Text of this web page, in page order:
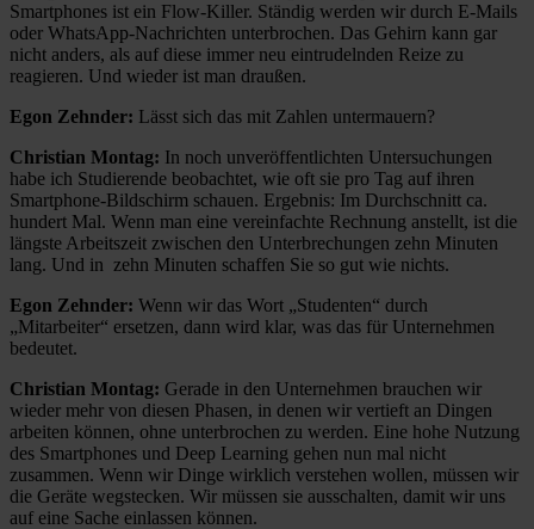
Smartphones ist ein Flow-Killer. Ständig werden wir durch E-Mails
oder WhatsApp-Nachrichten unterbrochen. Das Gehirn kann gar
nicht anders, als auf diese immer neu eintrudelnden Reize zu
reagieren. Und wieder ist man draußen.
Egon Zehnder: Lässt sich das mit Zahlen untermauern?
Christian Montag: In noch unveröffentlichten Untersuchungen
habe ich Studierende beobachtet, wie oft sie pro Tag auf ihren
Smartphone-Bildschirm schauen. Ergebnis: Im Durchschnitt ca.
hundert Mal. Wenn man eine vereinfachte Rechnung anstellt, ist die
längste Arbeitszeit zwischen den Unterbrechungen zehn Minuten
lang. Und in zehn Minuten schaffen Sie so gut wie nichts.
Egon Zehnder: Wenn wir das Wort „Studenten“ durch
„Mitarbeiter“ ersetzen, dann wird klar, was das für Unternehmen
bedeutet.
Christian Montag: Gerade in den Unternehmen brauchen wir
wieder mehr von diesen Phasen, in denen wir vertieft an Dingen
arbeiten können, ohne unterbrochen zu werden. Eine hohe Nutzung
des Smartphones und Deep Learning gehen nun mal nicht
zusammen. Wenn wir Dinge wirklich verstehen wollen, müssen wir
die Geräte wegstecken. Wir müssen sie ausschalten, damit wir uns
auf eine Sache einlassen können.